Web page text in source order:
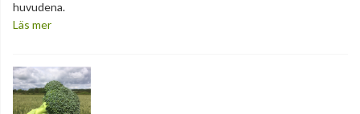
huvudena.
Läs mer